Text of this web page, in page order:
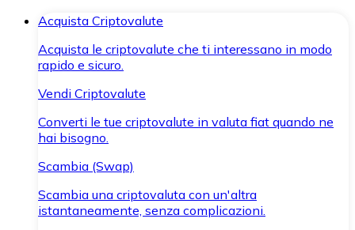
Acquista Criptovalute
Acquista le criptovalute che ti interessano in modo
rapido e sicuro.
Vendi Criptovalute
Converti le tue criptovalute in valuta fiat quando ne
hai bisogno.
Scambia (Swap)
Scambia una criptovaluta con un'altra
istantaneamente, senza complicazioni.